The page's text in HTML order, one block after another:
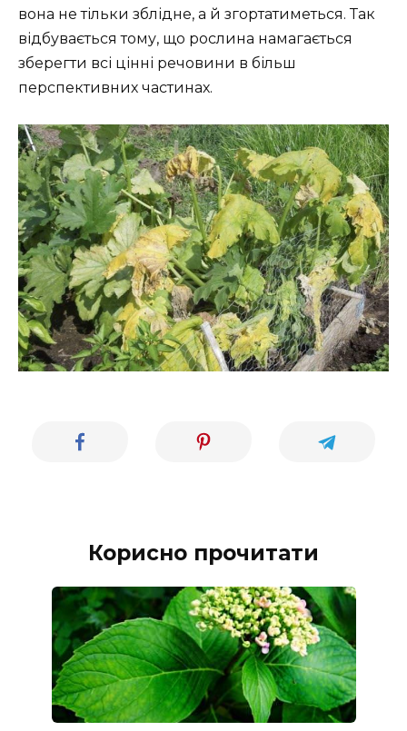
вона не тільки зблідне, а й згортатиметься. Так
відбувається тому, що рослина намагається
зберегти всі цінні речовини в більш
перспективних частинах.
Корисно прочитати